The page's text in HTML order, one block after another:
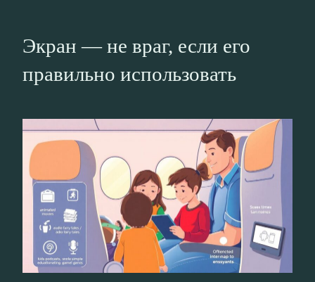
Экран — не враг, если его
правильно использовать